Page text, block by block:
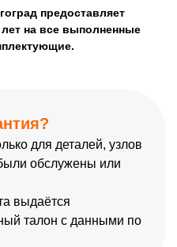
предоставляет
на все выполненные
для деталей, узлов
обслужены или
выдаётся
талон с данными по